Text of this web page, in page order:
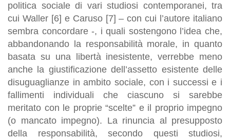
politica sociale di vari studiosi contemporanei, tra
cui Waller [6] e Caruso [7] – con cui l’autore italiano
sembra concordare -, i quali sostengono l’idea che,
abbandonando la responsabilità morale, in quanto
basata su una libertà inesistente, verrebbe meno
anche la giustificazione dell’assetto esistente delle
disuguaglianze in ambito sociale, con i successi e i
fallimenti individuali che ciascuno si sarebbe
meritato con le proprie “scelte” e il proprio impegno
(o mancato impegno). La rinuncia al presupposto
della responsabilità, secondo questi studiosi,